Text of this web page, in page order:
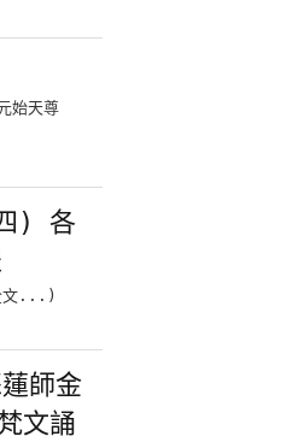
始天尊
) 各
文...)
師金
文誦